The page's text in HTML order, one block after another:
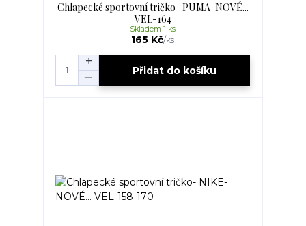
Chlapecké sportovní tričko- PUMA-NOVÉ...
VEL-164
165 Kč/ks
Skladem 1 ks
Přidat do košíku